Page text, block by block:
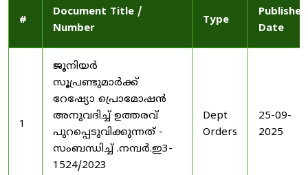
#
Document Title /
Number
Type
Published
Date
1
ജൂനിയർ
സൂപ്രണ്ടുമാർക്ക്
റേഷ്യോ പ്രൊമോഷൻ
അനുവദിച്ച് ഉത്തരവ്
പുറപ്പെടുവിക്കുന്നത് -
സംബന്ധിച്ച് .നമ്പർ.ഇ3-
1524/2023
Dept
Orders
25-09-
2025